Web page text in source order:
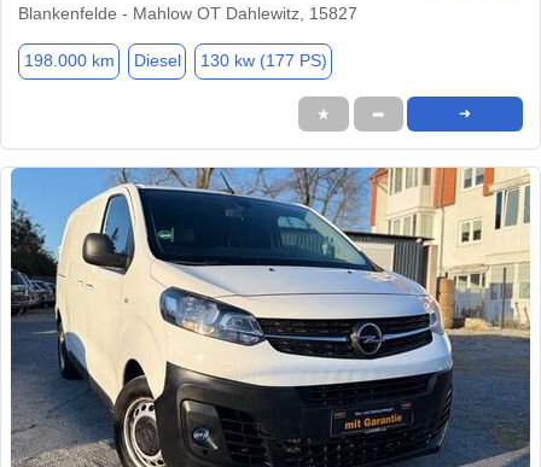
Blankenfelde - Mahlow OT Dahlewitz, 15827
198.000 km Diesel 130 kw (177 PS)
★ ➦ ➜